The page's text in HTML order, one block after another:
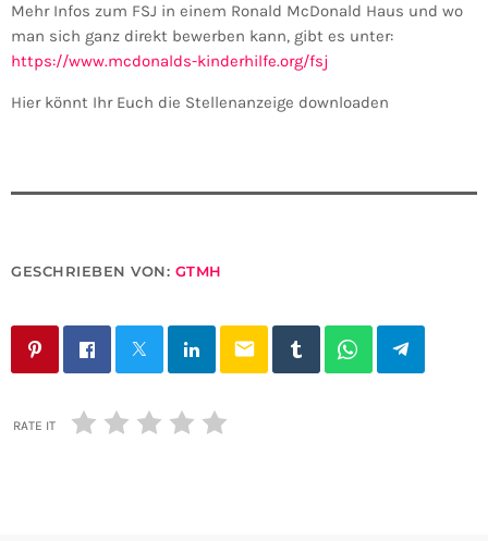
Mehr Infos zum FSJ in einem Ronald McDonald Haus und wo
man sich ganz direkt bewerben kann, gibt es unter:
https://www.mcdonalds-kinderhilfe.org/fsj
Hier könnt Ihr Euch die Stellenanzeige downloaden
GESCHRIEBEN VON: GTMH
email
RATE IT